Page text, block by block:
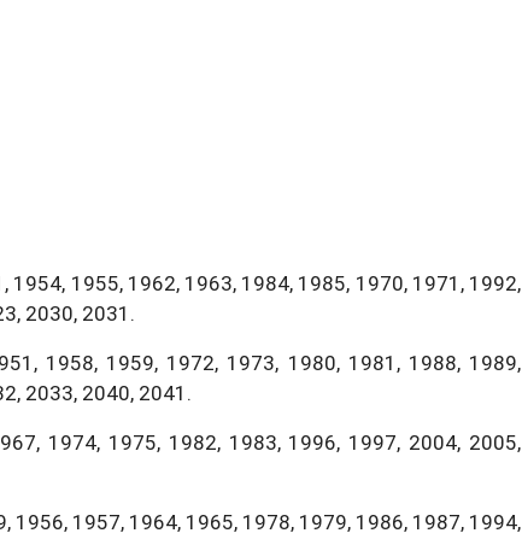
1954, 1955, 1962, 1963, 1984, 1985, 1970, 1971, 1992,
2030, 2031.
1958, 1959, 1972, 1973, 1980, 1981, 1988, 1989,
2033, 2040, 2041.
1974, 1975, 1982, 1983, 1996, 1997, 2004, 2005,
1956, 1957, 1964, 1965, 1978, 1979, 1986, 1987, 1994,